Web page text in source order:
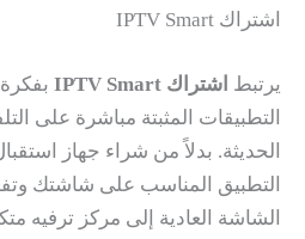
اشتراك IPTV Smart
يرتبطاشتراك IPTV Smart
بفكرة
التطبيقات المثبتة مباشرة على
الحديثة. بدلاً من شراء جهاز
التطبيق المناسب على شاشتك
الشاشة العادية إلى مركز ترفيه